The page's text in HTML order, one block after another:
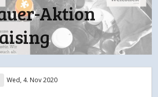
Aktion
Wed, 4. Nov 2020